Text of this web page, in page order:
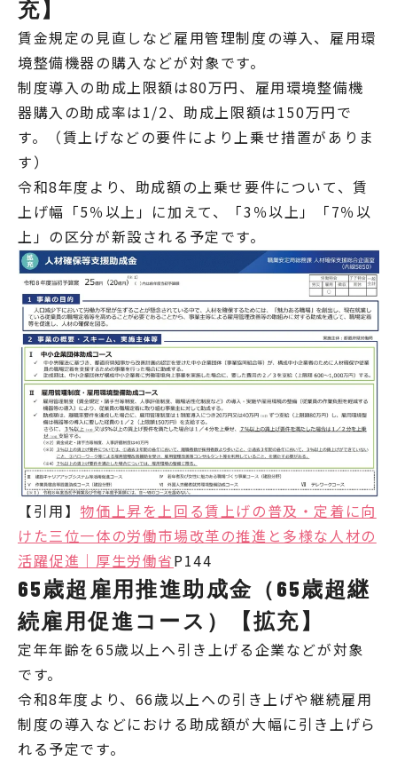
充】
賃金規定の見直しなど雇用管理制度の導入、雇用環
境整備機器の購入などが対象です。
制度導入の助成上限額は80万円、雇用環境整備機
器購入の助成率は1/2、助成上限額は150万円で
す。（賃上げなどの要件により上乗せ措置がありま
す）
令和8年度より、助成額の上乗せ要件について、賃
上げ幅「5％以上」に加えて、「3％以上」「7％以
上」の区分が新設される予定です。
【引用】 物価上昇を上回る賃上げの普及・定着に向
けた三位一体の労働市場改革の推進と多様な人材の
活躍促進｜厚生労働省P144
65歳超雇用推進助成金（65歳超継
続雇用促進コース）【拡充】
定年年齢を65歳以上へ引き上げる企業などが対象
です。
令和8年度より、66歳以上への引き上げや継続雇用
制度の導入などにおける助成額が大幅に引き上げら
れる予定です。